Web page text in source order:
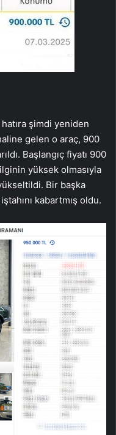
şimdi yeniden
gelen o araç, 900
Başlangıç fiyatı 900
yüksek olmasıyla
Bir başka
kabartmış oldu.